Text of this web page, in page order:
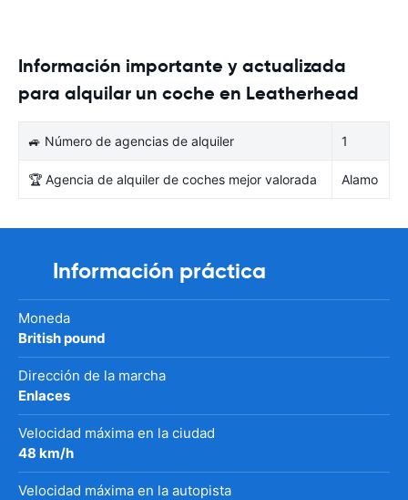
Información importante y actualizada
para alquilar un coche en Leatherhead
🚙 Número de agencias de alquiler 1
🏆 Agencia de alquiler de coches mejor valorada Alamo
Información práctica
Moneda
British pound
Dirección de la marcha
Enlaces
Velocidad máxima en la ciudad
48 km/h
Velocidad máxima en la autopista